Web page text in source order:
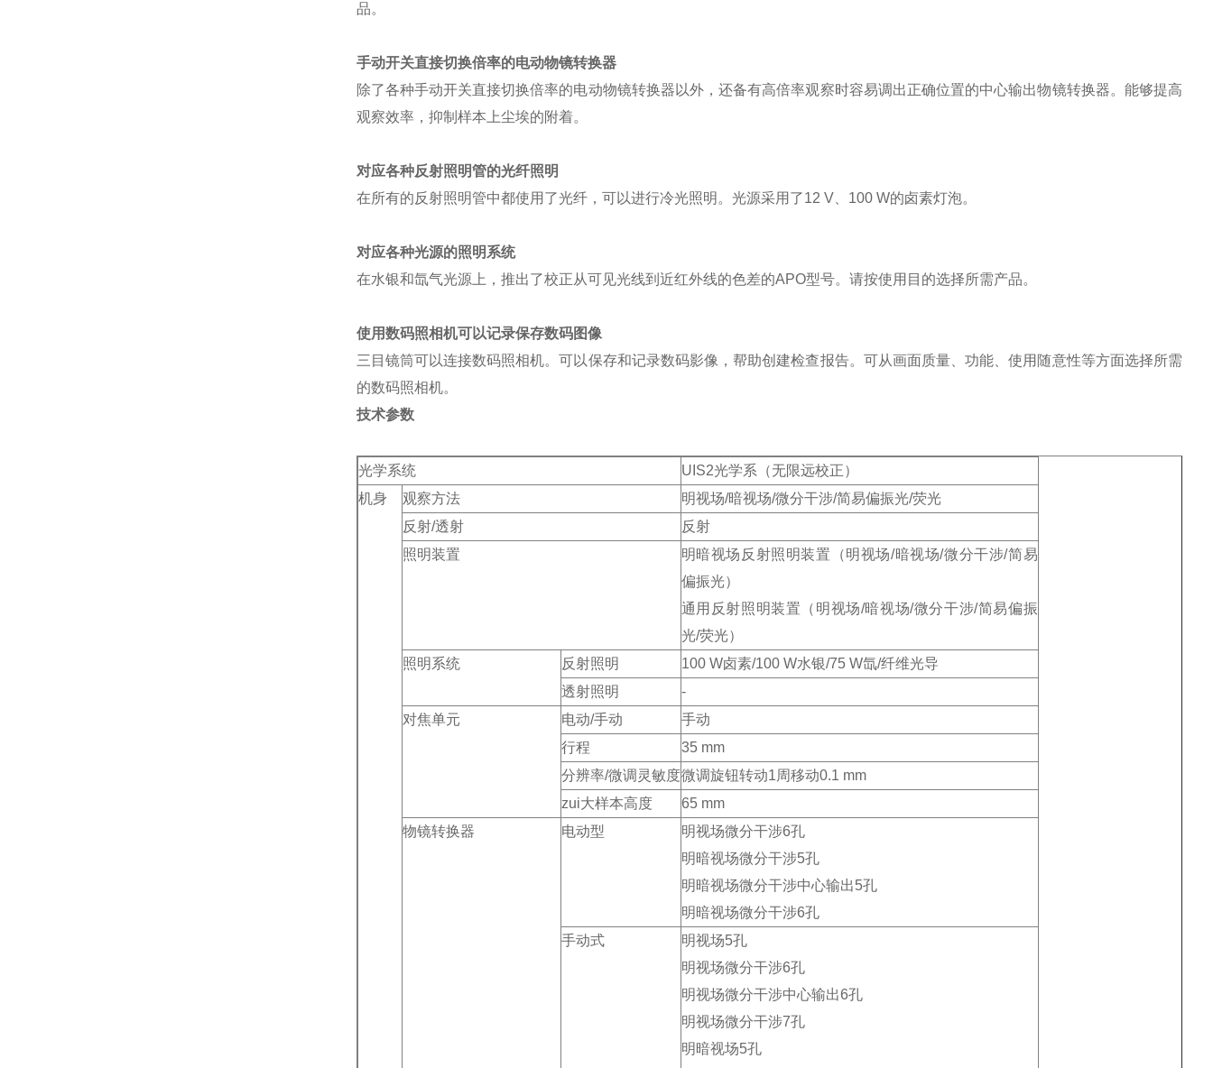
品。
手动开关直接切换倍率的电动物镜转换器
除了各种手动开关直接切换倍率的电动物镜转换器以外，还备有高倍率观察时容易调出正确位置的中心输出物镜转换器。能够提高
观察效率，抑制样本上尘埃的附着。
对应各种反射照明管的光纤照明
在所有的反射照明管中都使用了光纤，可以进行冷光照明。光源采用了12 V、100 W的卤素灯泡。
对应各种光源的照明系统
在水银和氙气光源上，推出了校正从可见光线到近红外线的色差的APO型号。请按使用目的选择所需产品。
使用数码照相机可以记录保存数码图像
三目镜筒可以连接数码照相机。可以保存和记录数码影像，帮助创建检查报告。可从画面质量、功能、使用随意性等方面选择所需
的数码照相机。
技术参数
光学系统
UIS2光学系（无限远校正）
机身
观察方法 明视场/暗视场/微分干涉/简易偏振光/荧光
反射/透射
反射
照明装置
明暗视场反射照明装置（明视场/暗视场/微分干涉/简易
偏振光）
通用反射照明装置（明视场/暗视场/微分干涉/简易偏振
光/荧光）
照明系统
反射照明 100 W卤素/100 W水银/75 W氙/纤维光导
透射照明
-
对焦单元
电动/手动
手动
行程
35 mm
分辨率/微调灵敏度微调旋钮转动1周移动0.1 mm
zui大样本高度
65 mm
物镜转换器
电动型 明视场微分干涉6孔
明暗视场微分干涉5孔
明暗视场微分干涉中心输出5孔
明暗视场微分干涉6孔
手动式
明视场5孔
明视场微分干涉6孔
明视场微分干涉中心输出6孔
明视场微分干涉7孔
明暗视场5孔